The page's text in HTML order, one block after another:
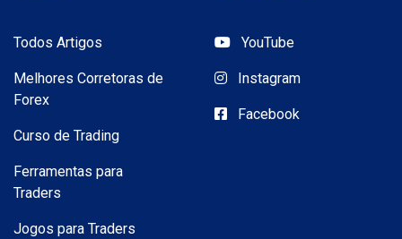
Todos Artigos
Melhores Corretoras de
Forex
Curso de Trading
Ferramentas para
Traders
Jogos para Traders
YouTube
Instagram
Facebook